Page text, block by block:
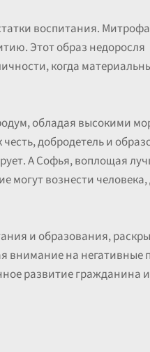
воспитания.
Этот образ недоросля
когда
обладая высокими
добродетель и
А Софья, воплощая
вознести человека,
и образования,
внимание на негативные
развитие гражданина